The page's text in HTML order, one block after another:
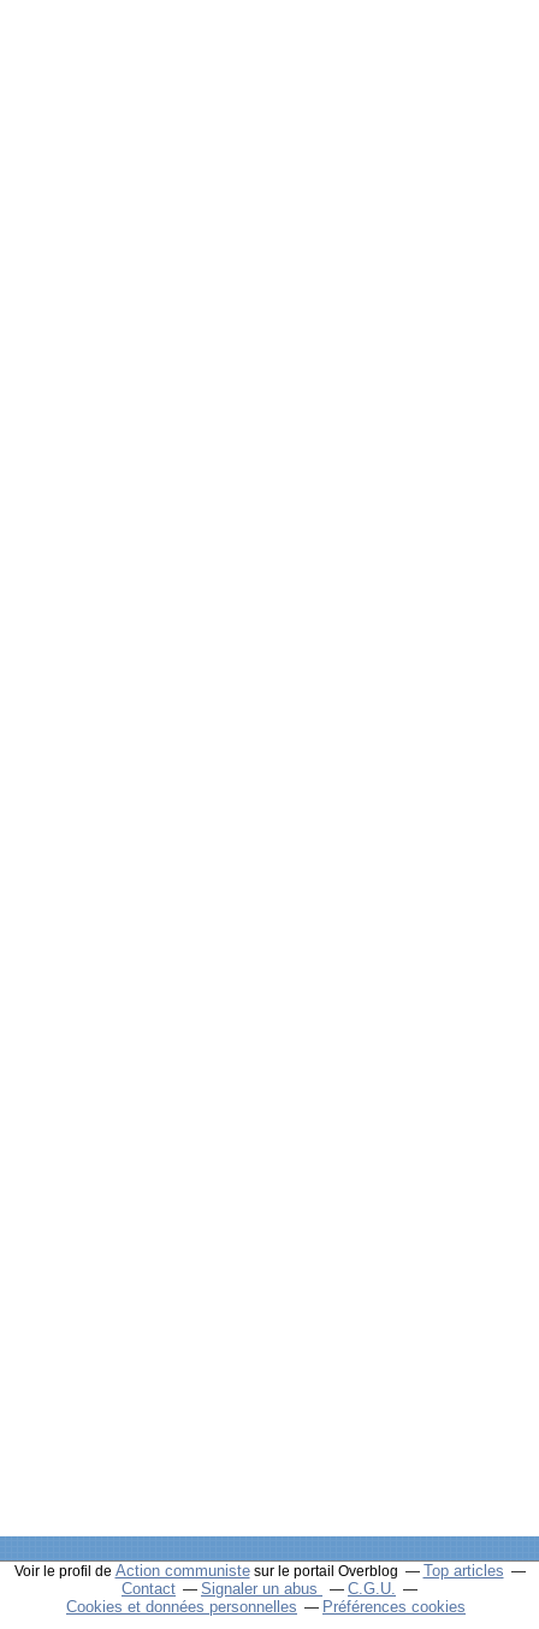
Voir le profil de Action communistesur le portail Overblog
Top articles
Contact
Signaler un abus
C.G.U.
Cookies et données personnelles
Préférences cookies